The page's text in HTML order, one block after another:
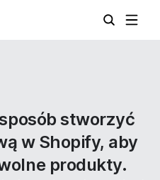
stworzyć
w Shopify, aby
produkty.